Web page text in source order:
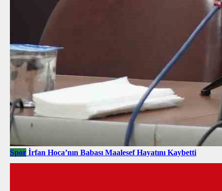
Spor İrfan Hoca’nın Babası Maalesef Hayatını Kaybetti